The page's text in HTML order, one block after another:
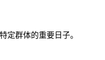
定群体的重要日子。